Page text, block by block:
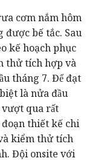
cơm nắm hôm
được bế tắc. Sau
kế hoạch phục
thử tích hợp và
tháng 7. Để đạt
là nửa đầu
vượt qua rất
thiết kế chi
kiểm thử tích
Đội onsite với